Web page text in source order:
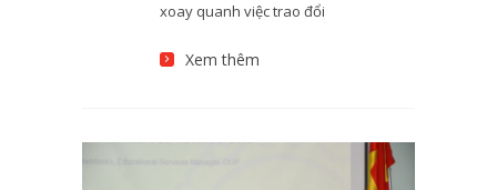
xoay quanh việc trao đổi
Xem thêm